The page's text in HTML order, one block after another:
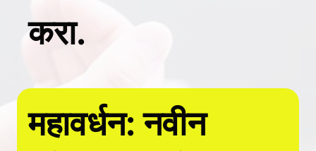
करा.
महावर्धन: नवीन